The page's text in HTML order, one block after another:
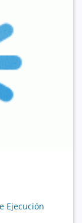
Ejecución